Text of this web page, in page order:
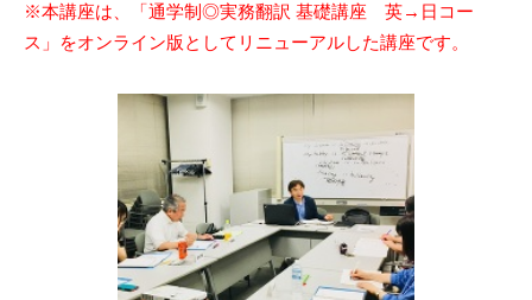
※本講座は、「通学制◎実務翻訳 基礎講座 英→日コー
ス」をオンライン版としてリニューアルした講座です。